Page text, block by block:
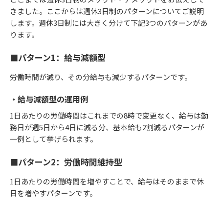
きました。ここからは週休3日制のパターンについてご説明
します。週休3日制には大きく分けて下記3つのパターンがあ
ります。
■パターン1：給与減額型
労働時間が減り、その分給与も減少するパターンです。
・給与減額型の運用例
1日あたりの労働時間はこれまでの8時で変更なく、給与は勤
務日が週5日から4日に減る分、基本給も2割減るパターンが
一例として挙げられます。
■パターン2：労働時間維持型
1日あたりの労働時間を増やすことで、給与はそのままで休
日を増やすパターンです。